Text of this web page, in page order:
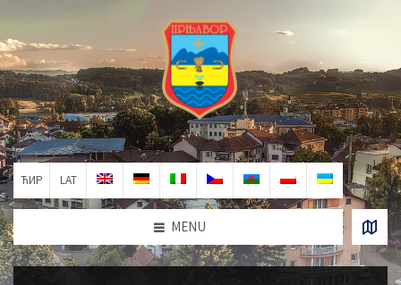
ЋИР LAT
MENU